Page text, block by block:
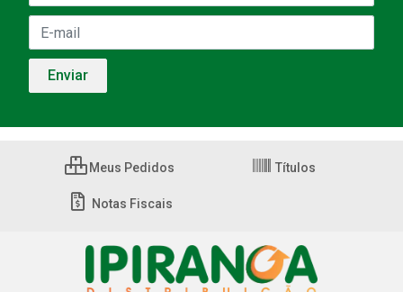
Meus Pedidos Títulos
Notas Fiscais